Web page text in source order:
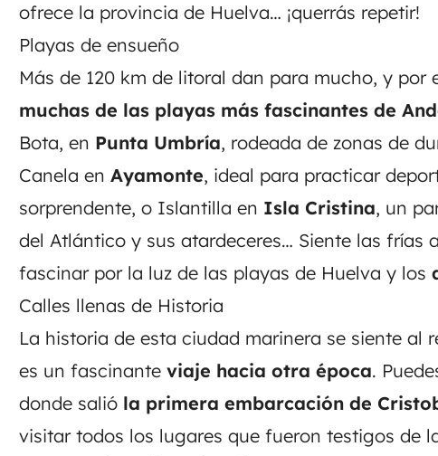
ofrece la provincia de Huelva… ¡querrás repetir!
Playas de ensueño
Más de 120 km de litoral dan para mucho, y por
muchas de las playas más fascinantes de
Bota, en Punta Umbría, rodeada de zonas de
Canela en Ayamonte, ideal para practicar
sorprendente, o Islantilla en Isla Cristina, un
del Atlántico y sus atardeceres… Siente las frías
fascinar por la luz de las playas de Huelva y los
Calles llenas de Historia
La historia de esta ciudad marinera se siente al
es un fascinante viaje hacia otra época.
donde salió la primera embarcación de
visitar todos los lugares que fueron testigos de